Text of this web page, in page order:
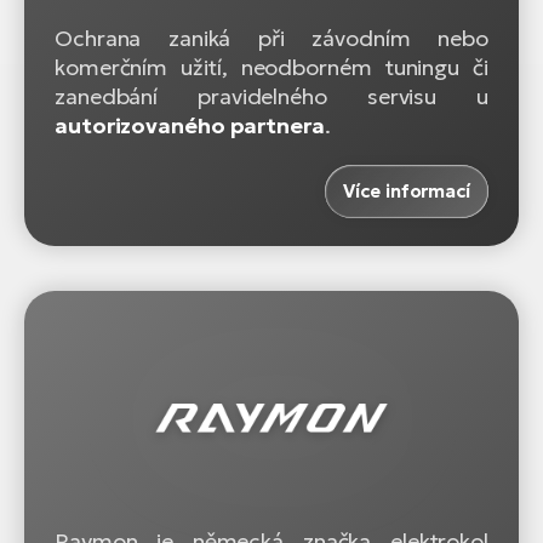
Ochrana zaniká při závodním nebo
komerčním užití, neodborném tuningu či
zanedbání pravidelného servisu u
autorizovaného partnera.
Více informací